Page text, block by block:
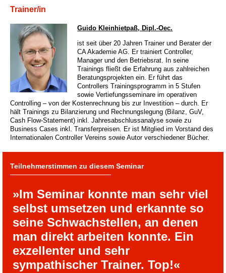
Trainer/in
Guido Kleinhietpaß, Dipl.-Oec.
ist seit über 20 Jahren Trainer und Berater der
CA Akademie AG. Er trainiert Controller,
Manager und den Betriebsrat. In seine
Trainings fließt die Erfahrung aus zahlreichen
Beratungsprojekten ein. Er führt das
Controllers Trainingsprogramm in 5 Stufen
sowie Vertiefungsseminare im operativen
Controlling – von der Kostenrechnung bis zur Investition – durch. Er
hält Trainings zu Bilanzierung und Rechnungslegung (Bilanz, GuV,
Cash Flow-Statement) inkl. Jahresabschlussanalyse sowie zu
Business Cases inkl. Transferpreisen. Er ist Mitglied im Vorstand des
Internationalen Controller Vereins sowie Autor verschiedener Bücher.
Teilnehmerstimmen zu diesem Seminar
»Im Seminar konnte man sehr viel
selbst umsetzen und erkannte so
seine Schwachstellen, an denen
man direkt arbeiten konnte. Ein
exzellenter und sehr
sympathischer Trainer. Top!«